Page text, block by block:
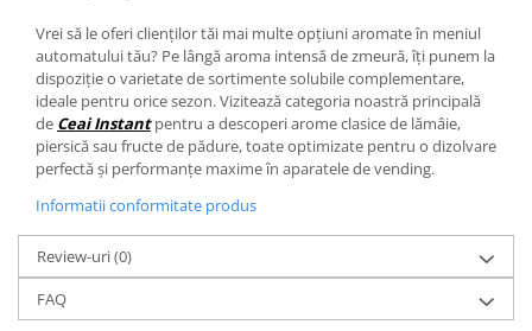
Vrei să le oferi clienților tăi mai multe opțiuni aromate în meniul
automatului tău? Pe lângă aroma intensă de zmeură, îți punem la
dispoziție o varietate de sortimente solubile complementare,
ideale pentru orice sezon. Vizitează categoria noastră principală
de Ceai Instantpentru a descoperi arome clasice de lămâie,
piersică sau fructe de pădure, toate optimizate pentru o dizolvare
perfectă și performanțe maxime în aparatele de vending.
Informatii conformitate produs
Review-uri(0)
FAQ